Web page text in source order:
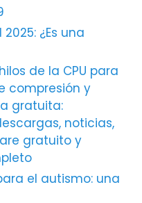
¿Es una
de la CPU para
compresión y
gratuita:
noticias,
gratuito y
el autismo: una